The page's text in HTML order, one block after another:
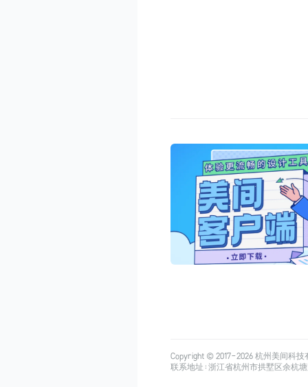
Copyright © 2017-2026杭州美间科技
联系地址：浙江省杭州市拱墅区余杭